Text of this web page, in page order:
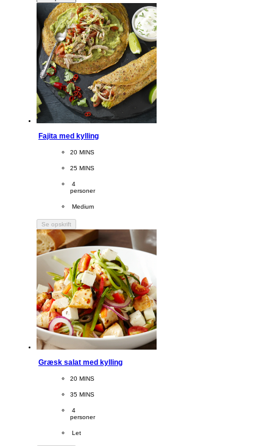
Fajita med kylling
CookingTime
20 MINS
PreparationTime
25 MINS
Servings
4
personer
Difficulty
Medium
Se opskrift
Græsk salat med kylling
CookingTime
20 MINS
PreparationTime
35 MINS
Servings
4
personer
Difficulty
Let